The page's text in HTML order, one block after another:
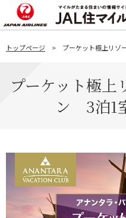
トップページ プーケット極上リゾ
プーケット極上
ン 3泊1